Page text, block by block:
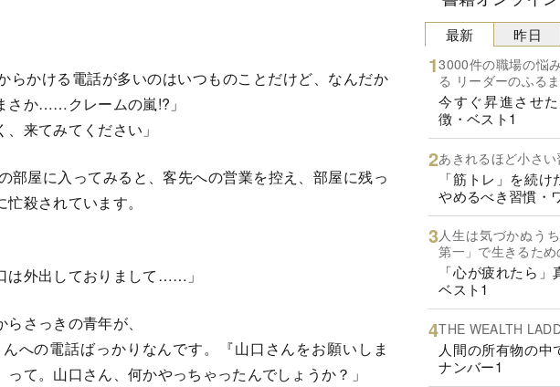
らかける電話が多いのはいつものことだけど、なんだか
さか……クレームの嵐!?」
来てみてください」
屋に入ってみると、客先への営業を控え、部屋に残っ
殺されています。
外出しておりまして……」
さっきの青年が、
への電話ばっかりなんです。『山口さんをお願いしま
て。山口さん、何かやっちゃったんでしょうか？」
最新
3000件の職場の悩
る リーダーのふる
今すぐ昇進させ
徴・ベスト1
あきれるほど小さ
「筋トレ」を続
やめるべき習慣・
人生は気づかぬう
第一」で生きるた
「心が疲れたら
ベスト1
THE WEALTH
人間の所有物の中
ナンバー1
昨日